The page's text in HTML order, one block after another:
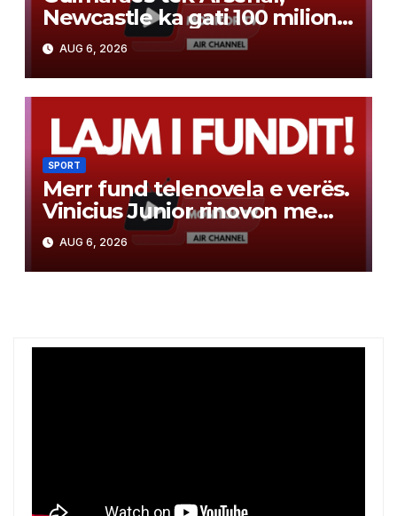
Newcastle ka gati 100 milionë
euro për yllin e Bundesligës
AUG 6, 2026
SPORT
Merr fund telenovela e verës.
Vinicius Junior rinovon me
Real Madridin. Ja njoftimi
zyrtar
AUG 6, 2026